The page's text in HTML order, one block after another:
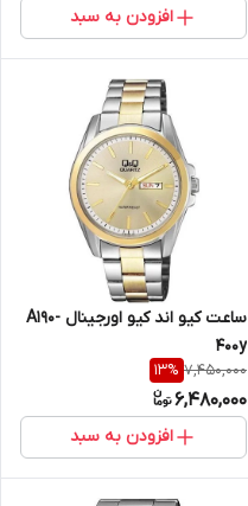
افزودن به سبد
ساعت کیو اند کیو اورجینال A190-
400y
7,450,000
13%
6,480,000
افزودن به سبد